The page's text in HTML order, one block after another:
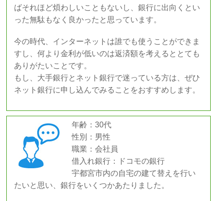
ばそれほど煩わしいこともないし、銀行に出向くとい
った無駄もなく良かったと思っています。
今の時代、インターネットは誰でも使うことができま
すし、何より金利が低いのは返済額を考えるととても
ありがたいことです。
もし、大手銀行とネット銀行で迷っている方は、ぜひ
ネット銀行に申し込んでみることをおすすめします。
年齢：30代
性別：男性
職業：会社員
借入れ銀行：ドコモの銀行
宇都宮市内の自宅の建て替えを行い
たいと思い、銀行をいくつかあたりました。